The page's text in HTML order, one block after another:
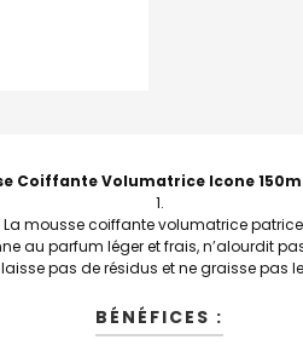
Coiffante Volumatrice Icone
mousse coiffante volumatrice
au parfum léger et frais, n’alourdit
laisse pas de résidus et ne graisse pas
BÉNÉFICES :